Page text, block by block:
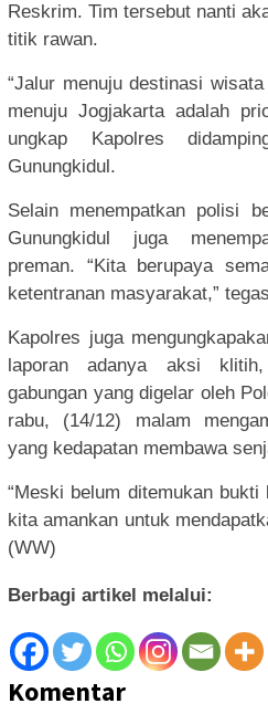
Reskrim. Tim tersebut nanti
titik rawan.
“Jalur menuju destinasi
menuju Jogjakarta adalah
ungkap Kapolres
Gunungkidul.
Selain menempatkan polisi
Gunungkidul juga
preman. “Kita berupaya
ketentranan masyarakat,”
Kapolres juga
laporan adanya aksi
gabungan yang digelar oleh
rabu, (14/12) malam
yang kedapatan membawa
“Meski belum ditemukan
kita amankan untuk
(WW)
Berbagi artikel melalui:
Komentar